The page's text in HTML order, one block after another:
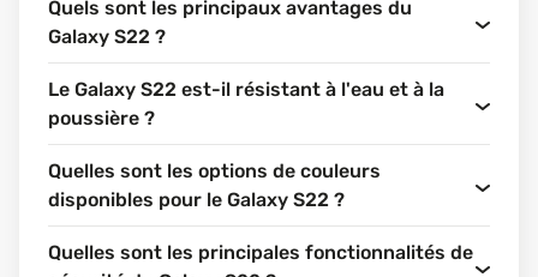
Quels sont les principaux avantages du
Galaxy S22 ?
Le Galaxy S22 est-il résistant à l'eau et à la
poussière ?
Quelles sont les options de couleurs
disponibles pour le Galaxy S22 ?
Quelles sont les principales fonctionnalités de